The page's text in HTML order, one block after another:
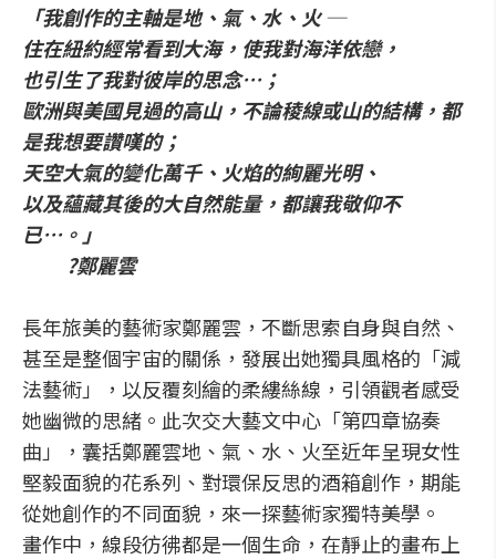
「我創作的主軸是地、氣、水、火 ─
住在紐約經常看到大海，使我對海洋依戀，
也引生了我對彼岸的思念…；
歐洲與美國見過的高山，不論稜線或山的結構，都
是我想要讚嘆的；
天空大氣的變化萬千、火焰的絢麗光明、
以及蘊藏其後的大自然能量，都讓我敬仰不
已…。」
?鄭麗雲
長年旅美的藝術家鄭麗雲，不斷思索自身與自然、
甚至是整個宇宙的關係，發展出她獨具風格的「減
法藝術」，以反覆刻繪的柔縷絲線，引領觀者感受
她幽微的思緒。此次交大藝文中心「第四章協奏
曲」，囊括鄭麗雲地、氣、水、火至近年呈現女性
堅毅面貌的花系列、對環保反思的酒箱創作，期能
從她創作的不同面貌，來一探藝術家獨特美學。
畫作中，線段彷彿都是一個生命，在靜止的畫布上